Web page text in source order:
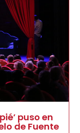
puso en
de Fuente